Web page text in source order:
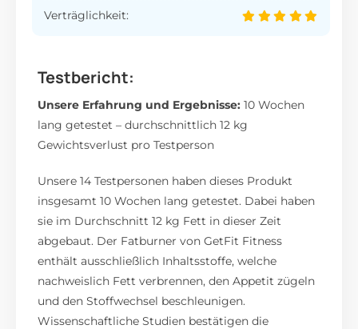
Verträglichkeit:
Testbericht:
Unsere Erfahrung und Ergebnisse:10 Wochen
lang getestet – durchschnittlich 12 kg
Gewichtsverlust pro Testperson
Unsere 14 Testpersonen haben dieses Produkt
insgesamt 10 Wochen lang getestet. Dabei haben
sie im Durchschnitt 12 kg Fett in dieser Zeit
abgebaut. Der Fatburner von GetFit Fitness
enthält ausschließlich Inhaltsstoffe, welche
nachweislich Fett verbrennen, den Appetit zügeln
und den Stoffwechsel beschleunigen.
Wissenschaftliche Studien bestätigen die